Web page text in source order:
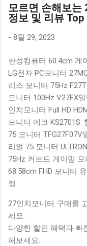
혜택을 놓치지 마세요.
치지 않도록 먼저 확인
를 사더라도 종류도 많
많을 수 밖에 없습니다
꼼꼼히 비교해서 구매
가상품 보러가기 추천
태블릿 거치형 저소음
랙 유니콘 멀티페어링
모르면 손해보는
정보 및 리뷰 Top
- 8월 29, 2023
한성컴퓨터 60.4cm 게
LG전자 PC모니터
리스 모니터 75Hz
모니터 100Hz V27FX
인치모니터 Full HD
모니터 에코 KS2701S.
75 모니터 TFG27F07V
리얼 75 모니터
75Hz 커브드 게이밍
68.58cm FHD 모니터
점
27인치모니터 구매를
세요.
다양한 할인 혜택과 빠
해보세요.